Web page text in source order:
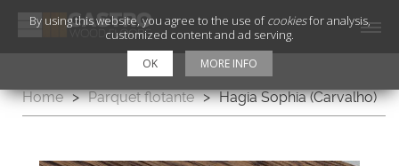
Home > Parquet flotante > Hagia Sophia (Carvalho)
By using this website, you agree to the use ofcookiesfor analysis,
customized content and ad serving.
OK MORE INFO